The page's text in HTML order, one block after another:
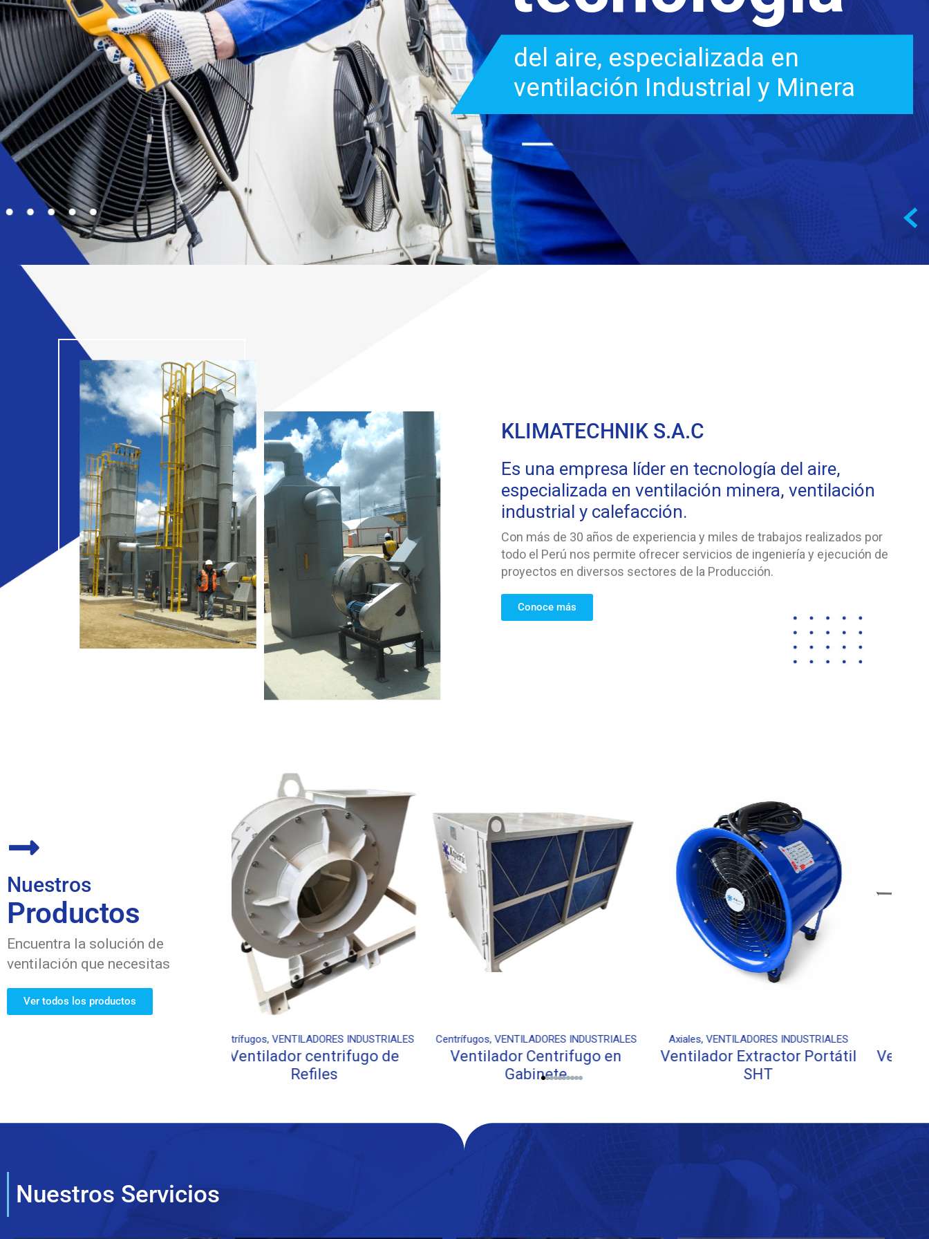
del aire, especializada en
ventilación Industrial y Minera
KLIMATECHNIK S.A.C
Es una empresa líder en tecnología del aire,
especializada en ventilación minera, ventilación
industrial y calefacción.
Con más de 30 años de experiencia y miles de trabajos realizados por
todo el Perú nos permite ofrecer servicios de ingeniería y ejecución de
proyectos en diversos sectores de la Producción.
Conoce más
Nuestros
Productos
Encuentra la solución de
ventilación que necesitas
Ver todos los productos
Axiales,VENTILADORES INDUSTRIALES
Ventilador Extractor Portátil
SHT
VENTILADORES DE TECHO
Ventilador de Techo Industrial
Grande
Axiales,VENTILADORES INDUSTRIALES
Ventilador Axial de montaje en
pared
Nuestros Servicios